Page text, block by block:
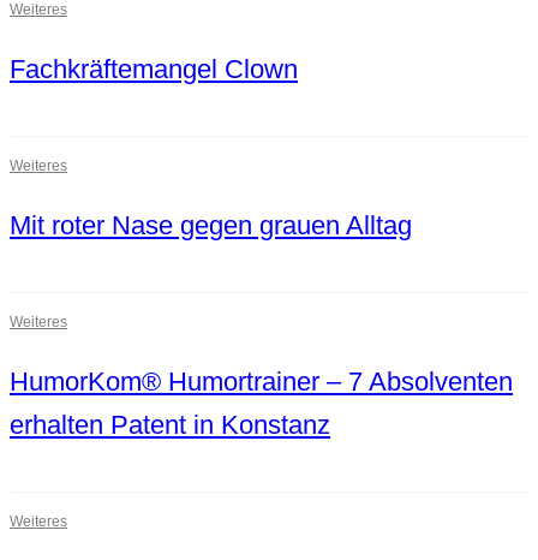
Weiteres
Fachkräftemangel Clown
Weiteres
Mit roter Nase gegen grauen Alltag
Weiteres
HumorKom® Humortrainer – 7 Absolventen
erhalten Patent in Konstanz
Weiteres